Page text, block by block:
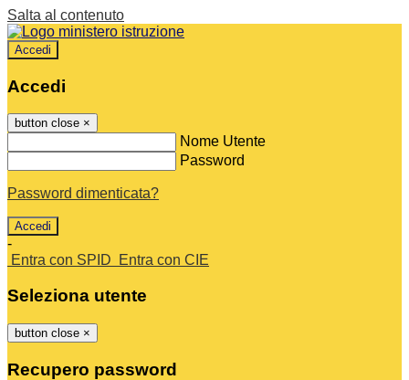
Salta al contenuto
Accedi
Accedi
button close ×
Nome Utente
Password
Password dimenticata?
-
Entra con SPID
Entra con CIE
Seleziona utente
button close ×
Recupero password